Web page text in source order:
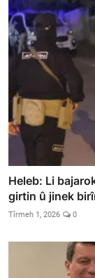
Heleb: Li
girtin û jinek
Tîrmeh 1, 2026 0